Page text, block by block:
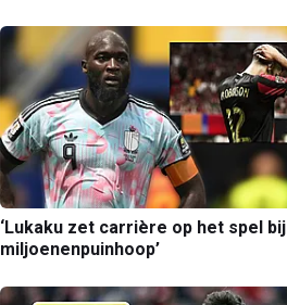
‘Lukaku zet carrière op het spel bij
miljoenenpuinhoop’